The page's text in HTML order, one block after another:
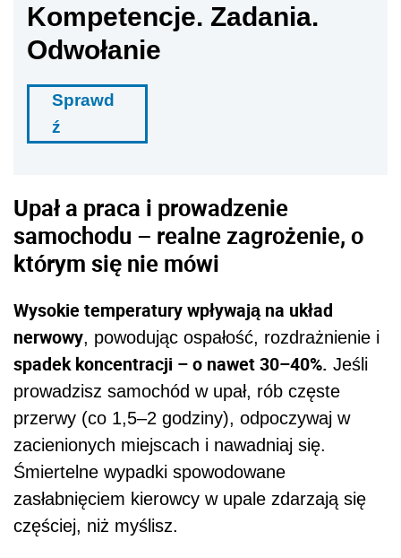
Kompetencje. Zadania.
Odwołanie
Sprawd
ź
Upał a praca i prowadzenie
samochodu – realne zagrożenie, o
którym się nie mówi
Wysokie temperatury wpływają na układ
nerwowy, powodując ospałość, rozdrażnienie i
spadek koncentracji – o nawet 30–40%. Jeśli
prowadzisz samochód w upał, rób częste
przerwy (co 1,5–2 godziny), odpoczywaj w
zacienionych miejscach i nawadniaj się.
Śmiertelne wypadki spowodowane
zasłabnięciem kierowcy w upale zdarzają się
częściej, niż myślisz.